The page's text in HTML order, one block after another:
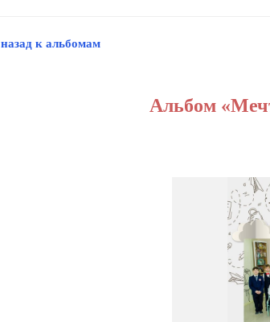
назад к альбомам
Альбом